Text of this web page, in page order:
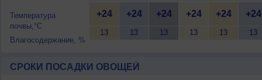
Температура
почвы,°C
Влагосодержание, %
+24
13
+24
13
+24
13
+24
13
+24
13
+24
13
СРОКИ ПОСАДКИ ОВОЩЕЙ